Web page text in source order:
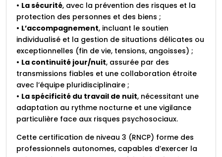
• La sécurité, avec la prévention des risques et la
protection des personnes et des biens ;
• L’accompagnement, incluant le soutien
individualisé et la gestion de situations délicates ou
exceptionnelles (fin de vie, tensions, angoisses) ;
• La continuité jour/nuit, assurée par des
transmissions fiables et une collaboration étroite
avec l’équipe pluridisciplinaire ;
• La spécificité du travail de nuit, nécessitant une
adaptation au rythme nocturne et une vigilance
particulière face aux risques psychosociaux.
Cette certification de niveau 3 (RNCP) forme des
professionnels autonomes, capables d’exercer la